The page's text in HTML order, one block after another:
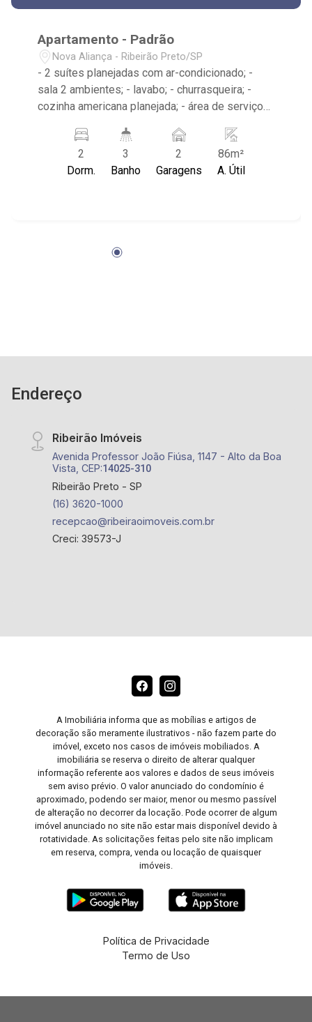
Apartamento - Padrão
Nova Aliança - Ribeirão Preto/SP
- 2 suítes planejadas com ar-condicionado; -
sala 2 ambientes; - lavabo; - churrasqueira; -
cozinha americana planejada; - área de serviço
espelho; - varanda gourmet; - despensa; -
próximo à Pizzaria Verace, Unip - Edifício com
Lazer, portaria 24hrs, portão eletrônico e
2
Dorm.
3
Banho
2
Garagens
86m²
A. Útil
Endereço
Ribeirão Imóveis
Avenida Professor João Fiúsa, 1147 - Alto da Boa
Vista, CEP:14025-310
Ribeirão Preto - SP
(16) 3620-1000
recepcao@ribeiraoimoveis.com.br
Creci: 39573-J
A Imobiliária informa que as mobílias e artigos de
decoração são meramente ilustrativos - não fazem parte do
imóvel, exceto nos casos de imóveis mobiliados. A
imobiliária se reserva o direito de alterar qualquer
informação referente aos valores e dados de seus imóveis
sem aviso prévio. O valor anunciado do condomínio é
aproximado, podendo ser maior, menor ou mesmo passível
de alteração no decorrer da locação. Pode ocorrer de algum
imóvel anunciado no site não estar mais disponível devido à
rotatividade. As solicitações feitas pelo site não implicam
em reserva, compra, venda ou locação de quaisquer
imóveis.
Política de Privacidade
Termo de Uso